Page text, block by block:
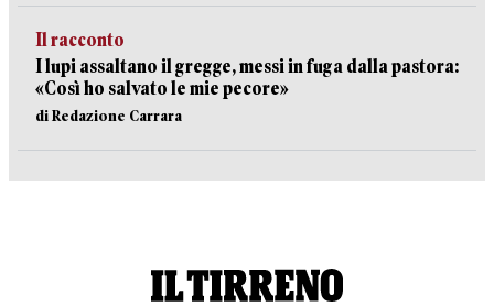
Il racconto
I lupi assaltano il gregge, messi in fuga dalla pastora:
«Così ho salvato le mie pecore»
di Redazione Carrara